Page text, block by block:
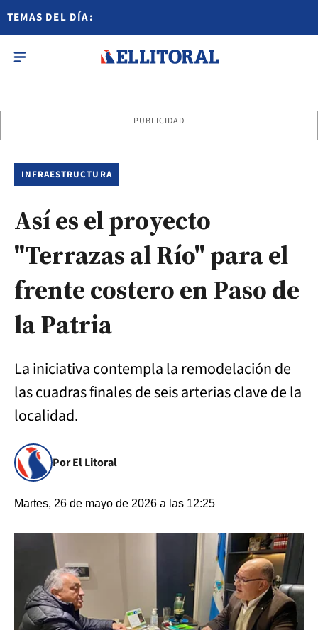
TEMAS DEL DÍA:
PUBLICIDAD
INFRAESTRUCTURA
Así es el proyecto
"Terrazas al Río" para el
frente costero en Paso de
la Patria
La iniciativa contempla la remodelación de
las cuadras finales de seis arterias clave de la
localidad.
Por El Litoral
Martes, 26 de mayo de 2026 a las 12:25